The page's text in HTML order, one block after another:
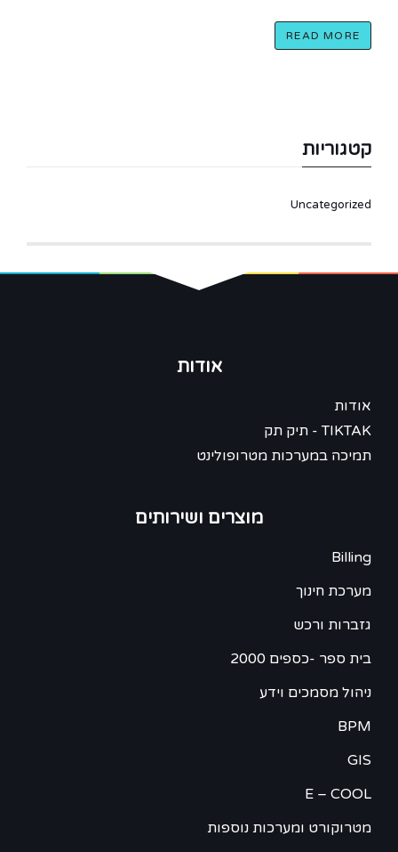
READ MORE
קטגוריות
Uncategorized
אודות
אודות
TIKTAK - תיק תק
תמיכה במערכות מטרופולינט
מוצרים ושירותים
Billing
מערכת חינוך
גזברות ורכש
בית ספר -כספים 2000
ניהול מסמכים וידע
BPM
GIS
E – COOL
מטרוקורט ומערכות נוספות